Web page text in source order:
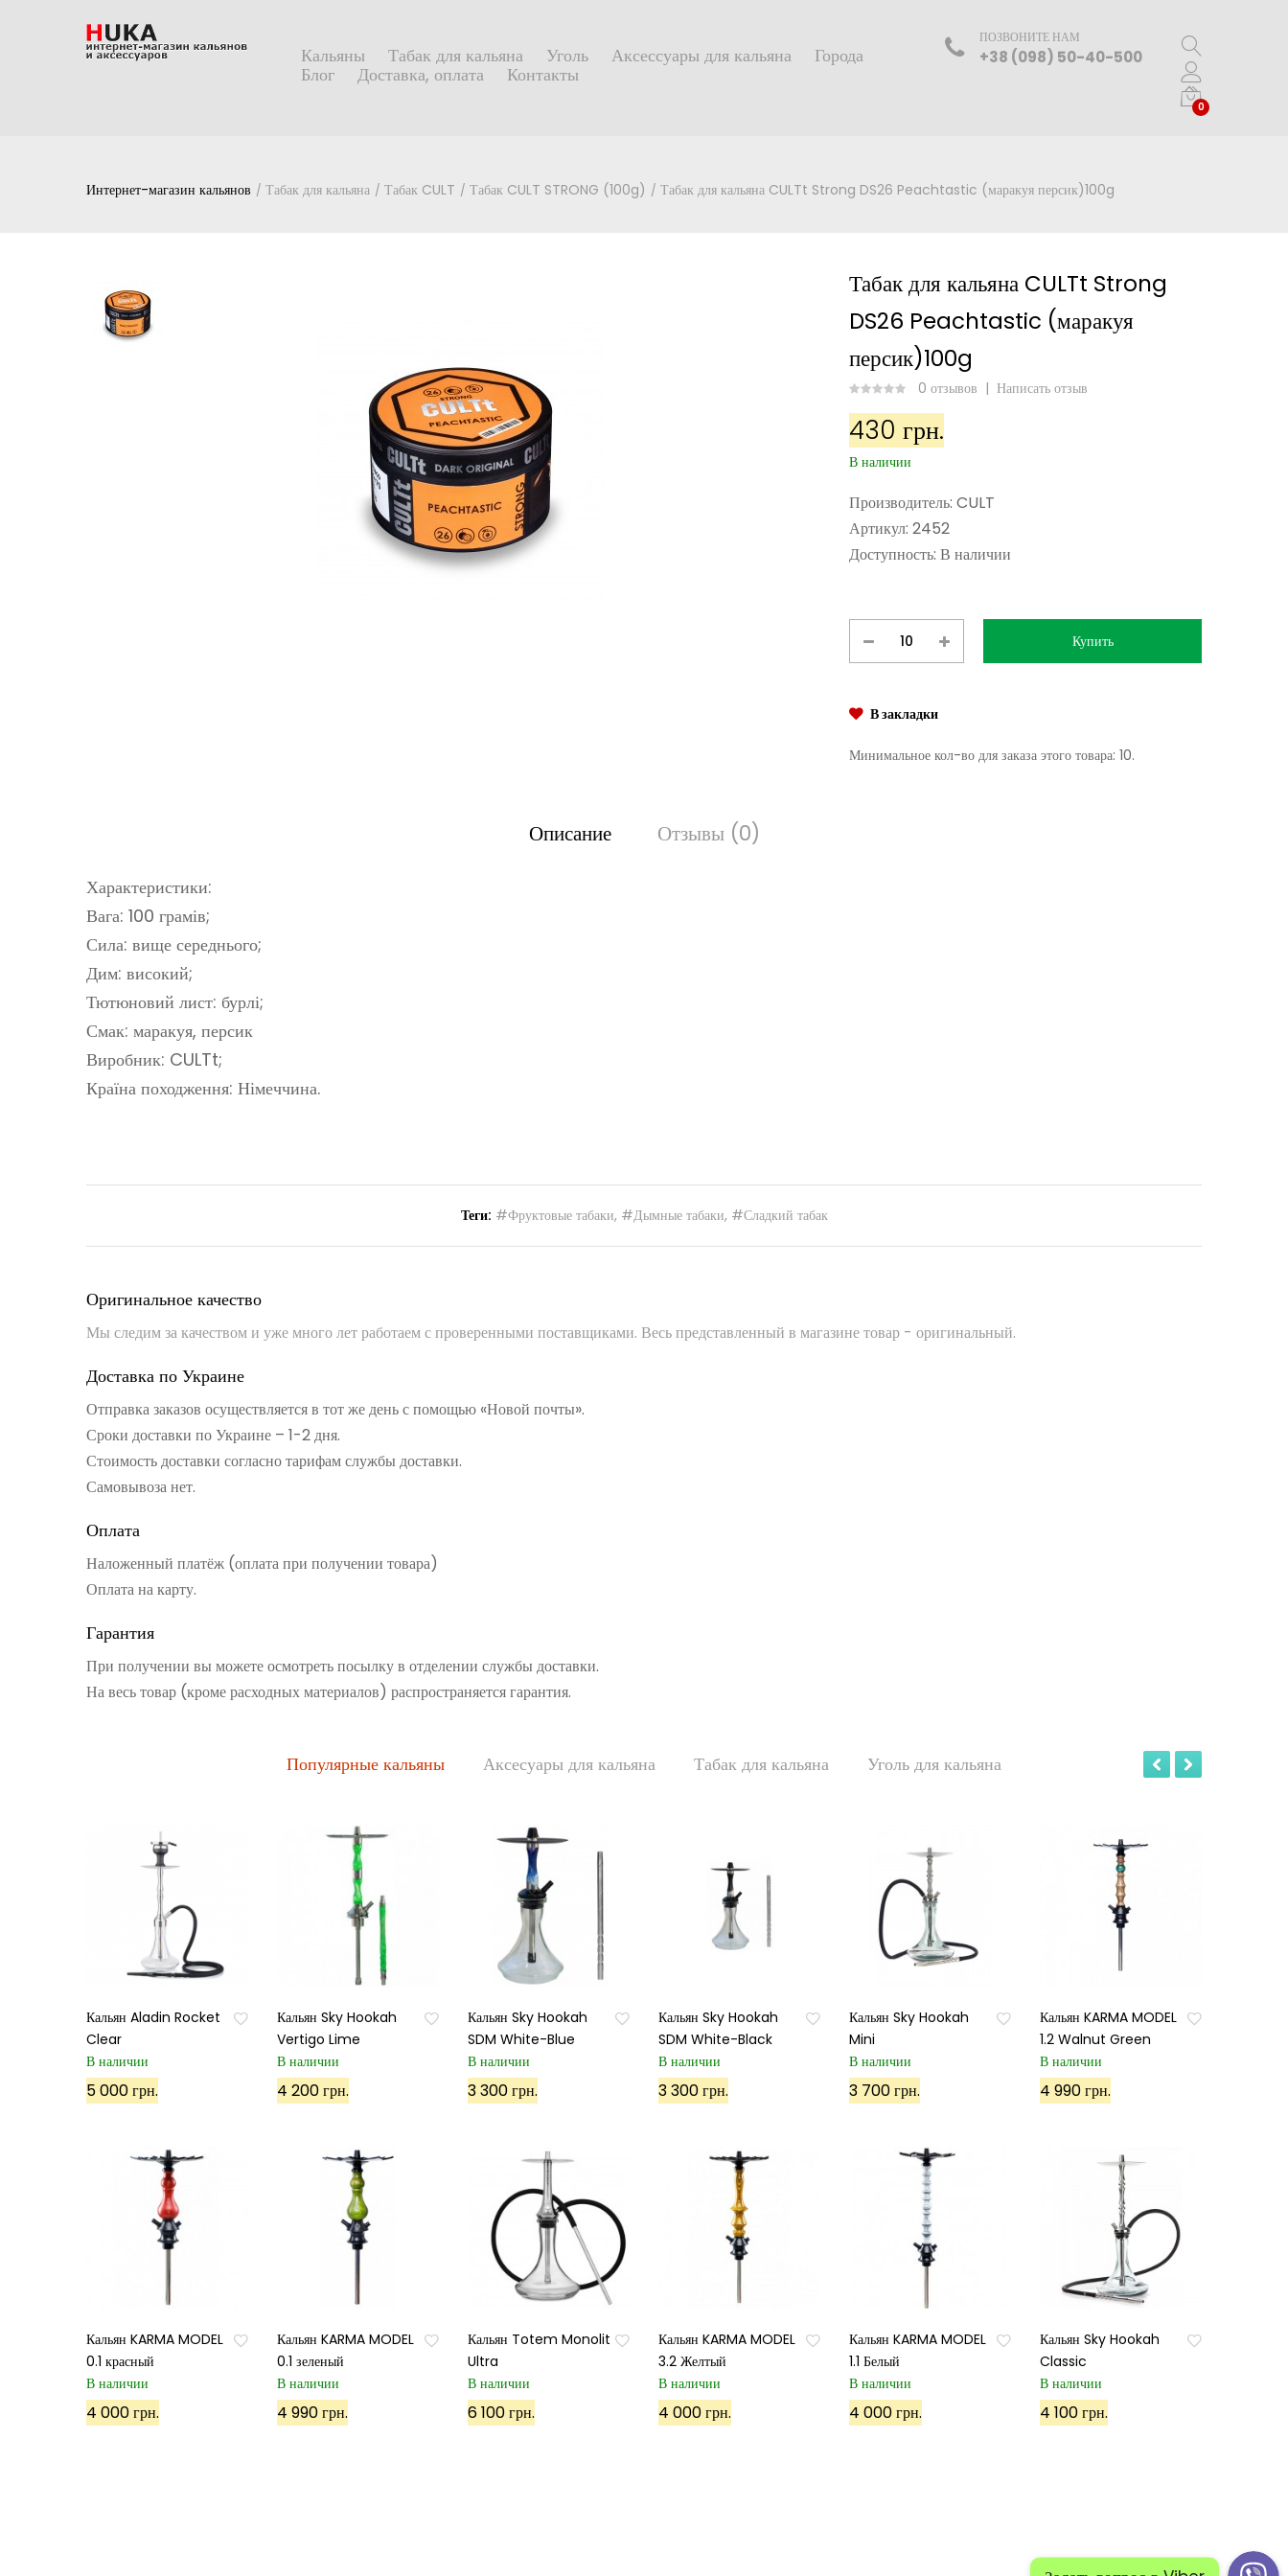
Кальяны Табак для кальяна Уголь Аксессуары для кальяна
Города
Блог
Доставка, оплата Контакты
ПОЗВОНИТЕ НАМ
+38 (098) 50-40-500
0
Интернет-магазин кальянов Табак для кальяна Табак CULT Табак CULT STRONG (100g) Табак для кальяна CULTt Strong DS26 Peachtastic (маракуя персик)100g
Табак для кальяна CULTt Strong
DS26 Peachtastic (маракуя
персик)100g
0 отзывов | Написать отзыв
430 грн.
В наличии
Производитель: CULT
Артикул: 2452
Доступность: В наличии
В закладки
Минимальное кол-во для заказа этого товара: 10.
Описание Отзывы (0)
Характеристики:
Вага: 100 грамів;
Сила: вище середнього;
Дим: високий;
Тютюновий лист: бурлі;
Смак: маракуя, персик
Виробник: CULTt;
Країна походження: Німеччина.
Теги: #Фруктовые табаки, #Дымные табаки, #Сладкий табак
Оригинальное качество
Мы следим за качеством и уже много лет работаем с проверенными поставщиками. Весь представленный в магазине товар - оригинальный.
Доставка по Украине
Отправка заказов осуществляется в тот же день с помощью «Новой почты».
Сроки доставки по Украине – 1-2 дня.
Стоимость доставки согласно тарифам службы доставки.
Самовывоза нет.
Оплата
Наложенный платёж (оплата при получении товара)
Оплата на карту.
Гарантия
При получении вы можете осмотреть посылку в отделении службы доставки.
На весь товар (кроме расходных материалов) распространяется гарантия.
Популярные кальяны Аксесуары для кальяна Табак для кальяна Уголь для кальяна
Кальян Aladin Rocket
Clear
В наличии
5 000 грн.
Кальян Sky Hookah
Vertigo Lime
В наличии
4 200 грн.
Кальян Sky Hookah
SDM White-Blue
В наличии
3 300 грн.
Кальян Sky Hookah
SDM White-Black
В наличии
3 300 грн.
Кальян Sky Hookah
Mini
В наличии
3 700 грн.
Кальян KARMA MODEL
1.2 Walnut Green
В наличии
4 990 грн.
Кальян KARMA MODEL
0.1 красный
В наличии
4 000 грн.
Кальян KARMA MODEL
0.1 зеленый
В наличии
4 990 грн.
Кальян Totem Monolit
Ultra
В наличии
6 100 грн.
Кальян KARMA MODEL
3.2 Желтый
В наличии
4 000 грн.
Кальян KARMA MODEL
1.1 Белый
В наличии
4 000 грн.
Кальян Sky Hookah
Classic
В наличии
4 100 грн.
Подписаться